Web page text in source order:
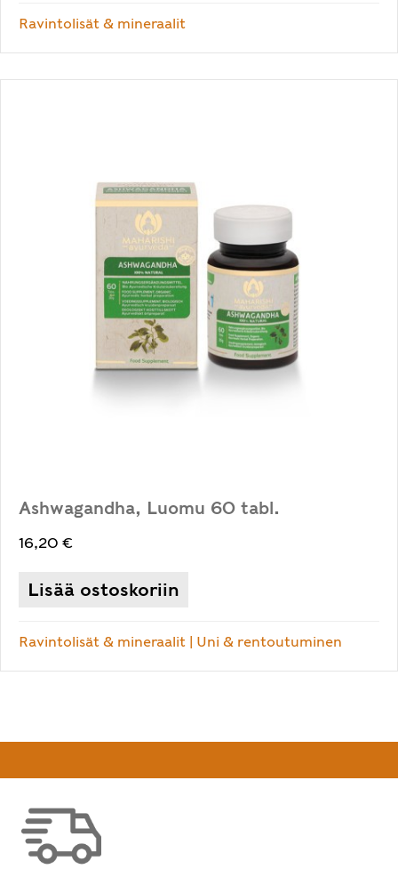
Ravintolisät & mineraalit
Ashwagandha, Luomu 60 tabl.
16,20 €
Lisää ostoskoriin
Ravintolisät & mineraalit | Uni & rentoutuminen